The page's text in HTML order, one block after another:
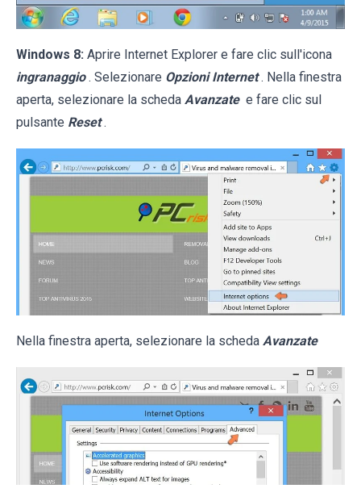
Windows 8: Aprire Internet Explorer e fare clic sull'icona
ingranaggio . Selezionare Opzioni Internet . Nella finestra
aperta, selezionare la scheda Avanzate e fare clic sul
pulsante Reset .
Nella finestra aperta, selezionare la scheda Avanzate